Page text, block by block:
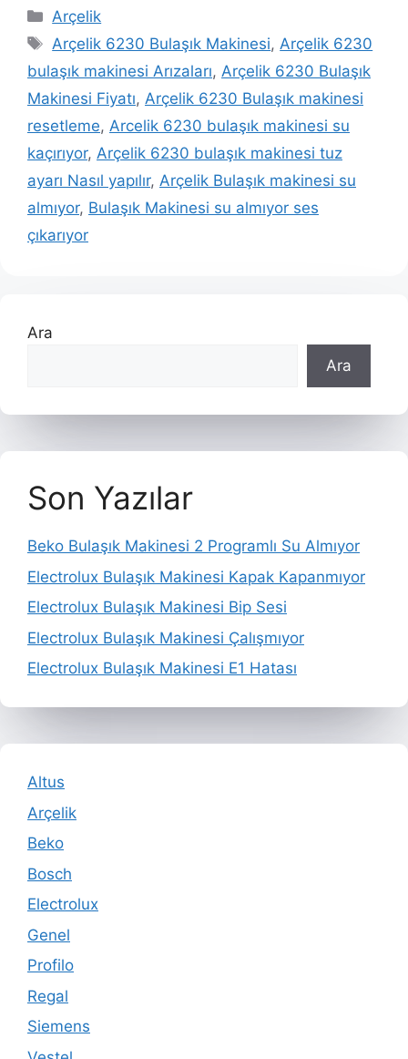
Kategoriler
Arçelik
Etiketler
Arçelik 6230 Bulaşık Makinesi,Arçelik 6230
bulaşık makinesi Arızaları, Arçelik 6230 Bulaşık
Makinesi Fiyatı, Arçelik 6230 Bulaşık makinesi
resetleme, Arcelik 6230 bulaşık makinesi su
kaçırıyor, Arçelik 6230 bulaşık makinesi tuz
ayarı Nasıl yapılır, Arçelik Bulaşık makinesi su
almıyor, Bulaşık Makinesi su almıyor ses
çıkarıyor
Ara
Ara
Son Yazılar
Beko Bulaşık Makinesi 2 Programlı Su Almıyor
Electrolux Bulaşık Makinesi Kapak Kapanmıyor
Electrolux Bulaşık Makinesi Bip Sesi
Electrolux Bulaşık Makinesi Çalışmıyor
Electrolux Bulaşık Makinesi E1 Hatası
Altus
Arçelik
Beko
Bosch
Electrolux
Genel
Profilo
Regal
Siemens